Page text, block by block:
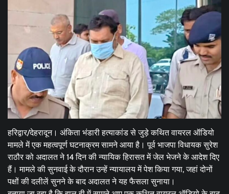
हरिद्वार/देहरादून। अंकिता भंडारी हत्याकांड से जुड़े कथित वायरल ऑडियो
मामले में एक महत्वपूर्ण घटनाक्रम सामने आया है। पूर्व भाजपा विधायक सुरेश
राठौर को अदालत ने 14 दिन की न्यायिक हिरासत में जेल भेजने के आदेश दिए
हैं। मामले की सुनवाई के दौरान उन्हें न्यायालय में पेश किया गया, जहां दोनों
पक्षों की दलीलें सुनने के बाद अदालत ने यह फैसला सुनाया।